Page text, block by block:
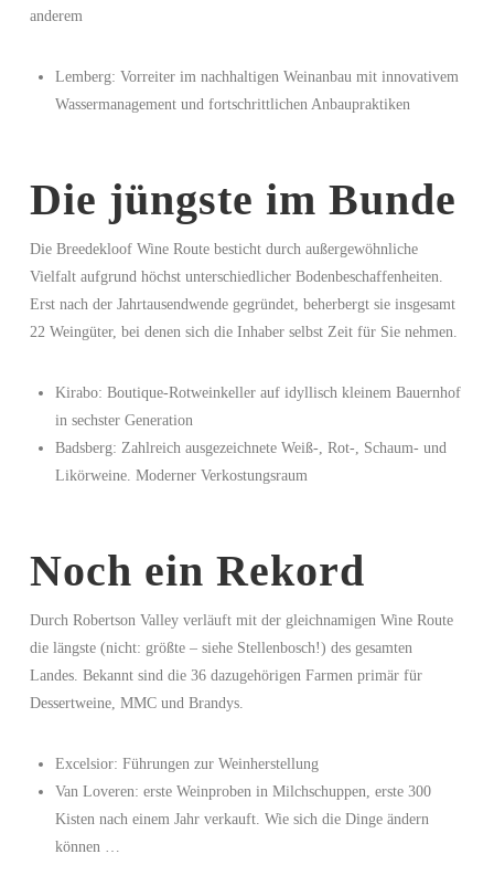
anderem
Lemberg: Vorreiter im nachhaltigen Weinanbau mit innovativem
Wassermanagement und fortschrittlichen Anbaupraktiken
Die jüngste im Bunde
Die Breedekloof Wine Route besticht durch außergewöhnliche
Vielfalt aufgrund höchst unterschiedlicher Bodenbeschaffenheiten.
Erst nach der Jahrtausendwende gegründet, beherbergt sie insgesamt
22 Weingüter, bei denen sich die Inhaber selbst Zeit für Sie nehmen.
Kirabo: Boutique-Rotweinkeller auf idyllisch kleinem Bauernhof
in sechster Generation
Badsberg: Zahlreich ausgezeichnete Weiß-, Rot-, Schaum- und
Likörweine. Moderner Verkostungsraum
Noch ein Rekord
Durch Robertson Valley verläuft mit der gleichnamigen Wine Route
die längste (nicht: größte – siehe Stellenbosch!) des gesamten
Landes. Bekannt sind die 36 dazugehörigen Farmen primär für
Dessertweine, MMC und Brandys.
Excelsior: Führungen zur Weinherstellung
Van Loveren: erste Weinproben in Milchschuppen, erste 300
Kisten nach einem Jahr verkauft. Wie sich die Dinge ändern
können …